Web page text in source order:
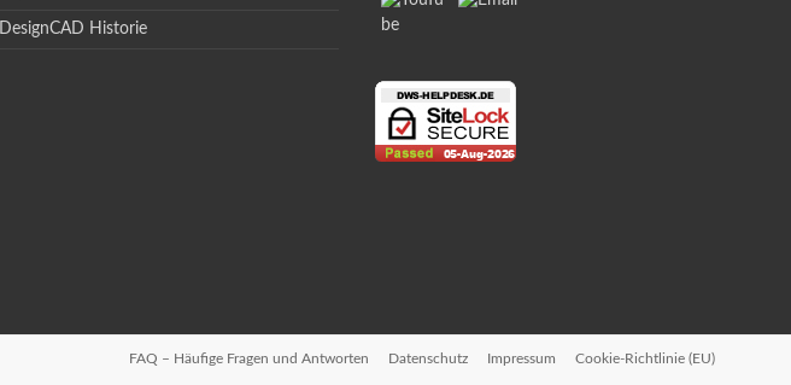
DesignCAD Historie
FAQ – Häufige Fragen und Antworten Datenschutz Impressum Cookie-Richtlinie (EU)